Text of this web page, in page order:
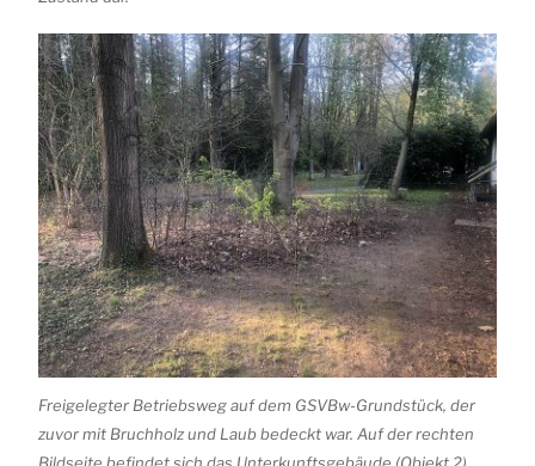
Freigelegter Betriebsweg auf dem GSVBw-Grundstück, der
zuvor mit Bruchholz und Laub bedeckt war. Auf der rechten